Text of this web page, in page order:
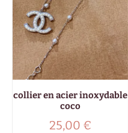
collier en acier inoxydable
coco
25,00 €